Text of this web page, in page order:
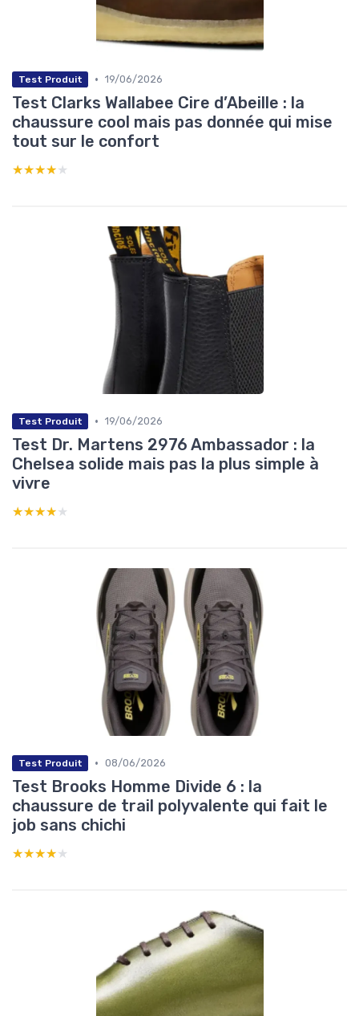
Test Produit • 19/06/2026
Test Clarks Wallabee Cire d’Abeille : la
chaussure cool mais pas donnée qui mise
tout sur le confort
★★★★★
★★★★★
Test Produit • 19/06/2026
Test Dr. Martens 2976 Ambassador : la
Chelsea solide mais pas la plus simple à
vivre
★★★★★
★★★★★
Test Produit • 08/06/2026
Test Brooks Homme Divide 6 : la
chaussure de trail polyvalente qui fait le
job sans chichi
★★★★★
★★★★★